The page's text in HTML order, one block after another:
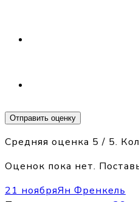
Отправить оценку
Средняя оценка 5 / 5.
Оценок пока нет.
21 ноябряЯн Френкель